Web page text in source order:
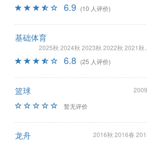
6.9 (10 人评价)
基础体育
2025秋 2024秋 2023秋 2022秋 2021
6.8 (25 人评价)
篮球
暂无评价
龙舟
2016秋 2016春